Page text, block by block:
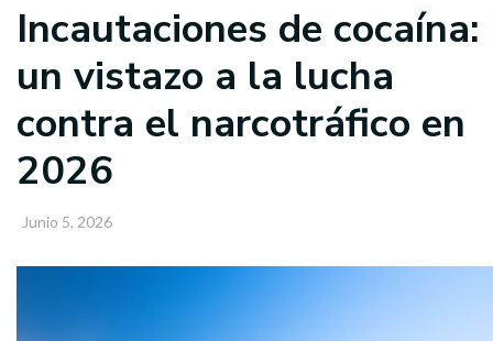
Incautaciones de cocaína:
un vistazo a la lucha
contra el narcotráfico en
2026
Junio 5, 2026